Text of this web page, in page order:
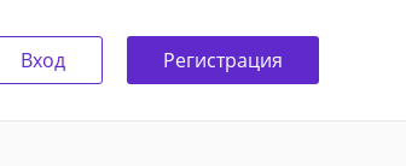
Вход Регистрация